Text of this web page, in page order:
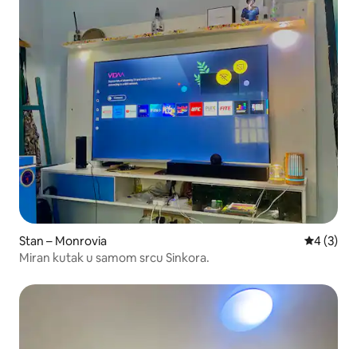
Stan – Monrovia
4 (3)
Miran kutak u samom srcu Sinkora.